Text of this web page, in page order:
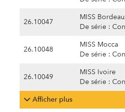
26.10047
MISS
De série :
26.10048
MISS Mocca
De série :
26.10049
MISS Ivoire
De série :
Afficher plus